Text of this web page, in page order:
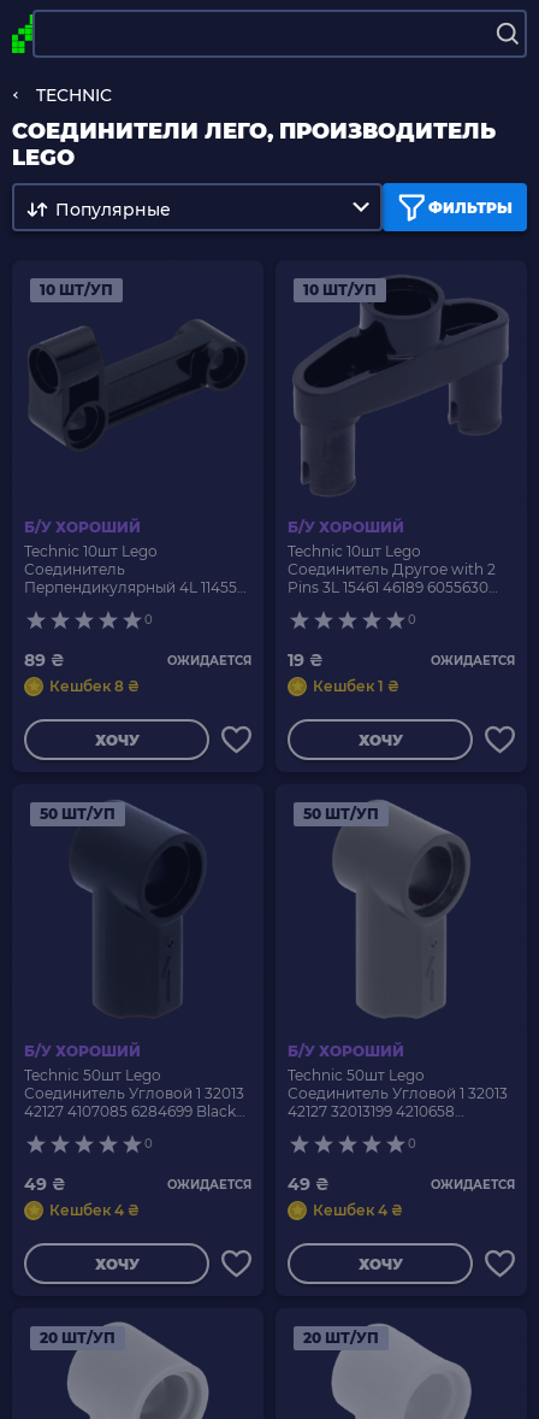
TECHNIC
СОЕДИНИТЕЛИ ЛЕГО, ПРОИЗВОДИТЕЛЬ
LEGO
ФИЛЬТРЫ
Популярные
10 ШТ/УП
Б/У ХОРОШИЙ
Technic 10шт Lego
Соединитель
Перпендикулярный 4L 11455
У
0
89 ₴ ОЖИДАЕТСЯ
Кешбек 8 ₴
ХОЧУ
10 ШТ/УП
Б/У ХОРОШИЙ
Technic 10шт Lego
Соединитель Другое with 2
Pins 3L 15461 46189 6055630
0
19 ₴ ОЖИДАЕТСЯ
Кешбек 1 ₴
ХОЧУ
50 ШТ/УП
Б/У ХОРОШИЙ
Technic 50шт Lego
Соединитель Угловой 1 32013
42127 4107085 6284699 Black
0
49 ₴ ОЖИДАЕТСЯ
Кешбек 4 ₴
ХОЧУ
50 ШТ/УП
Б/У ХОРОШИЙ
Technic 50шт Lego
Соединитель Угловой 1 32013
42127 32013199 4210658
0
49 ₴ ОЖИДАЕТСЯ
Кешбек 4 ₴
ХОЧУ
20 ШТ/УП 20 ШТ/УП